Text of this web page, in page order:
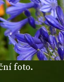
foto.